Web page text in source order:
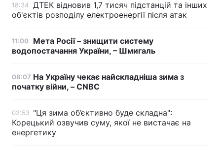
18:34 ДТЕК відновив 1,7 тисяч підстанцій та інших
об'єктів розподілу електроенергії після атак
11:00
Мета Росії – знищити систему
водопостачання України, – Шмигаль
08:07 На Україну чекає найскладніша зима з
початку війни, – CNBC
02:53 "Ця зима об’єктивно буде складна":
Корецький озвучив суму, якої не вистачає на
енергетику